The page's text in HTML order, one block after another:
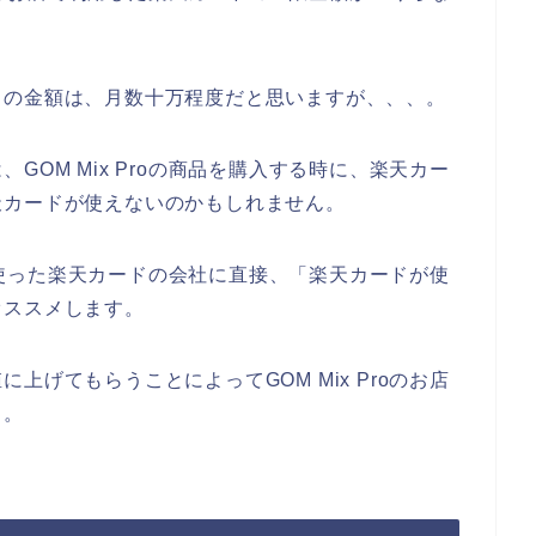
金額は、月数十万程度だと思いますが、、、。
GOM Mix Proの商品を購入する時に、楽天カー
ードが使えないのかもしれません。
た楽天カードの会社に直接、「楽天カードが使
スメします。
上げてもらうことによってGOM Mix Proのお店